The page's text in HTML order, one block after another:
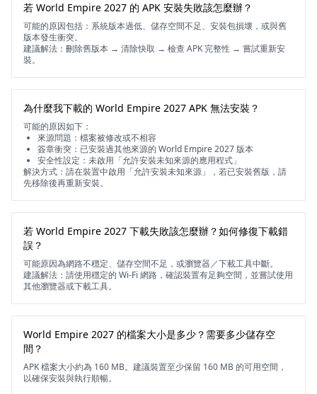
若 World Empire 2027 的 APK 安裝失敗該怎麼辦？
可能的原因包括：系統版本過低、儲存空間不足、安裝包損壞，或與舊
版本發生衝突。
建議解法：刪除舊版本 → 清除快取 → 檢查 APK 完整性 → 嘗試重新安
裝。
為什麼我下載的 World Empire 2027 APK 無法安裝？
可能的原因如下：
來源問題：檔案被修改或不相容
簽章衝突：已安裝過其他來源的 World Empire 2027 版本
安全性設定：未啟用「允許安裝未知來源的應用程式」
解決方式：請在裝置中啟用「允許安裝未知來源」，若已安裝舊版，請
先移除後再重新安裝。
若 World Empire 2027 下載失敗該怎麼辦？如何修復下載錯
誤？
可能原因為網路不穩定、儲存空間不足，或瀏覽器／下載工具中斷。
建議解法：請使用穩定的 Wi-Fi 網路，確認裝置有足夠空間，並嘗試使用
其他瀏覽器或下載工具。
World Empire 2027 的檔案大小是多少？需要多少儲存空
間？
APK 檔案大小約為 160 MB。建議裝置至少保留 160 MB 的可用空間，
以確保安裝與執行順暢。